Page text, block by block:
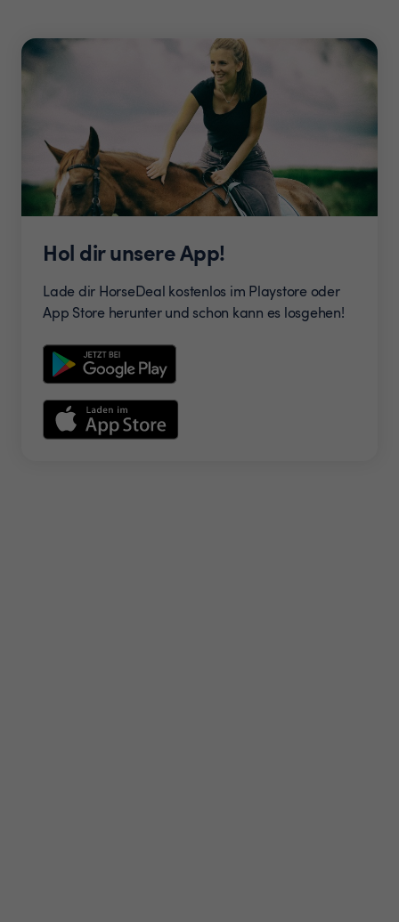
Hol dir unsere App!
Lade dir HorseDeal kostenlos im Playstore oder
App Store herunter und schon kann es losgehen!